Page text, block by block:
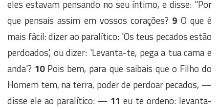
eles estavam pensando no seu íntimo, e disse: "Por
que pensais assim em vossos corações? 9 O que é
mais fácil: dizer ao paralítico: 'Os teus pecados estão
perdoados', ou dizer: 'Levanta-te, pega a tua cama e
anda'? 10Pois bem, para que saibais que o Filho do
Homem tem, na terra, poder de perdoar pecados, —
disse ele ao paralítico: — 11 eu te ordeno: levanta-